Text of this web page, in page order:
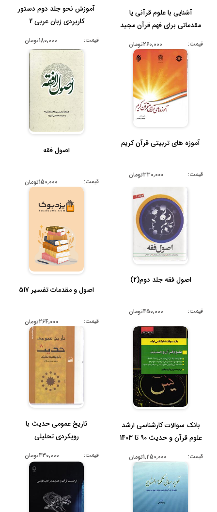
آشنایی با علوم قرآنی یا
مقدماتی برای فهم قرآن مجید
قیمت: 260,000تومان
آموزش نحو جلد دوم دستور
کاربردی زبان عربی 2
قیمت: 180,000تومان
آموزه های تربیتی قرآن کریم
قیمت: 330,000تومان
اصول فقه
قیمت: 150,000تومان
اصول فقه جلد دوم(2)
قیمت: 450,000تومان
اصول و مقدمات تفسیر 517
قیمت: 264,000تومان
بانک سوالات کارشناسی ارشد
علوم قرآن و حدیث 90 تا 1403
قیمت: 1,250,000تومان
تاریخ عمومی حدیث با
رویکردی تحلیلی
قیمت: 430,000تومان